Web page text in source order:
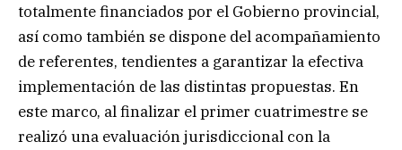
totalmente financiados por el Gobierno provincial,
así como también se dispone del acompañamiento
de referentes, tendientes a garantizar la efectiva
implementación de las distintas propuestas. En
este marco, al finalizar el primer cuatrimestre se
realizó una evaluación jurisdiccional con la